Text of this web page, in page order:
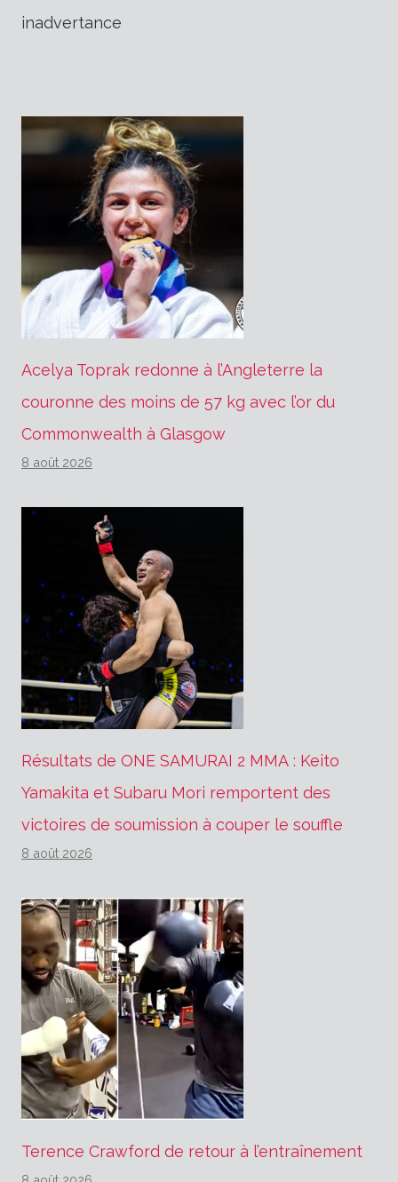
inadvertance
Acelya Toprak redonne à l’Angleterre la
couronne des moins de 57 kg avec l’or du
Commonwealth à Glasgow
8 août 2026
Résultats de ONE SAMURAI 2 MMA : Keito
Yamakita et Subaru Mori remportent des
victoires de soumission à couper le souffle
8 août 2026
Terence Crawford de retour à l’entraînement